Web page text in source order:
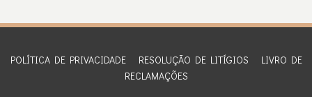
POLÍTICA DE PRIVACIDADE RESOLUÇÃO DE LITÍGIOS
LIVRO DE
RECLAMAÇÕES